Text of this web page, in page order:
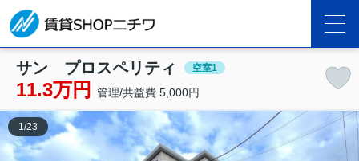
サン プロスペリティ 空室1
11.3万円 管理/共益費 5,000円
1 /23